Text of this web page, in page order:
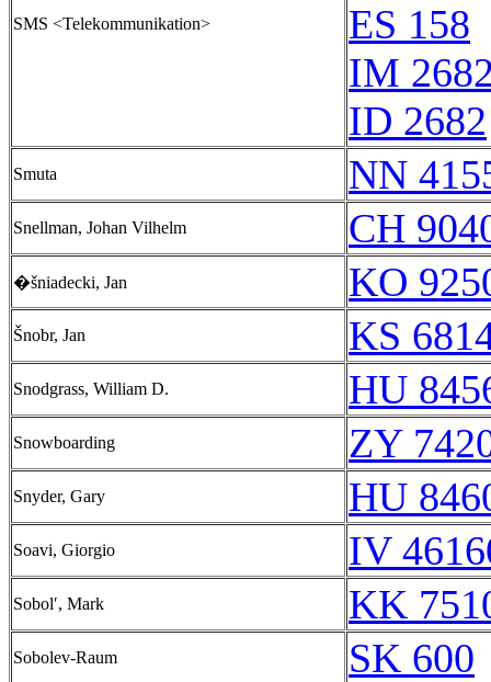
SMS <Telekommunikation>
ES 158
IM
ID 2682
Smuta NN
Snellman, Johan Vilhelm CH
�šniadecki, Jan KO
Šnobr, Jan KS
Snodgrass, William D. HU
Snowboarding ZY
Snyder, Gary HU
Soavi, Giorgio IV
Sobolʹ, Mark KK
Sobolev-Raum SK 600